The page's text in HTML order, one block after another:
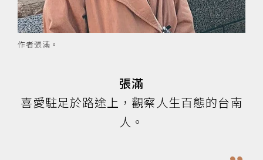
作者張滿。
張滿
喜愛駐足於路途上，觀察人生百態的台南
人。